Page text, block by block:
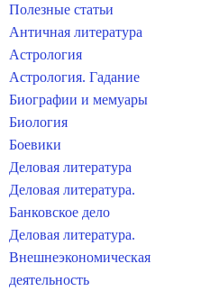
Полезные статьи
Античная литература
Астрология
Астрология. Гадание
Биографии и мемуары
Биология
Боевики
Деловая литература
Деловая литература.
Банковское дело
Деловая литература.
Внешнеэкономическая
деятельность